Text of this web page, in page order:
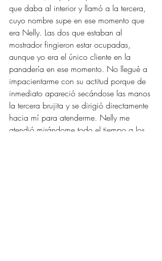
que daba al interior y llamó a la tercera,
cuyo nombre supe en ese momento que
era Nelly. Las dos que estaban al
mostrador fingieron estar ocupadas,
aunque yo era el único cliente en la
panadería en ese momento. No llegué a
impacientarme con su actitud porque de
inmediato apareció secándose las manos
la tercera brujita y se dirigió directamente
hacia mí para atenderme. Nelly me
atendió mirándome todo el tiempo a los